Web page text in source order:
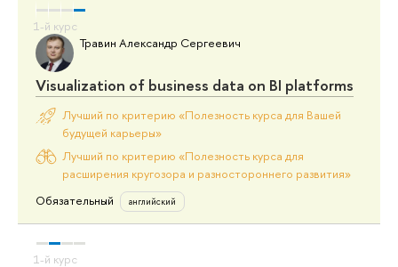
Травин Александр Сергеевич
Visualization of business data on BI platforms
Лучший по критерию «Полезность курса для Вашей
будущей карьеры»
Лучший по критерию «Полезность курса для
расширения кругозора и разностороннего развития»
Обязательный
английский